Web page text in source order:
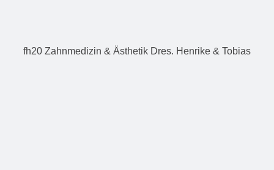
fh20 Zahnmedizin & Ästhetik Dres. Henrike & Tobias